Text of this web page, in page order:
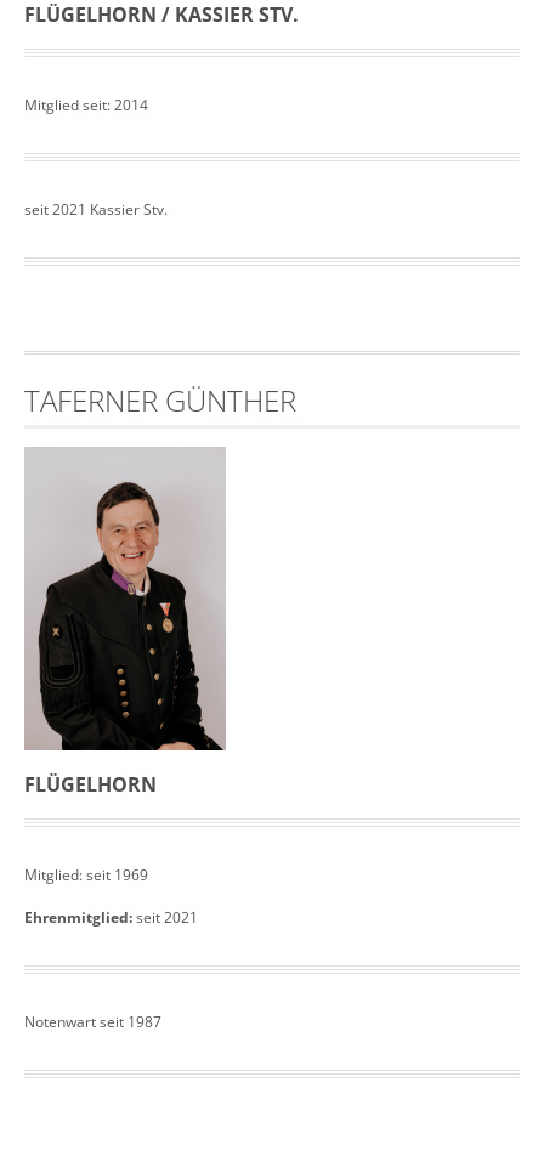
FLÜGELHORN / KASSIER STV.
Mitglied seit: 2014
seit 2021 Kassier Stv.
TAFERNER GÜNTHER
FLÜGELHORN
Mitglied: seit 1969
Ehrenmitglied:seit 2021
Notenwart seit 1987